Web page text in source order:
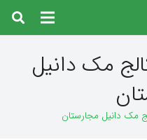
مک دانیل
مک دانیل مجارستان